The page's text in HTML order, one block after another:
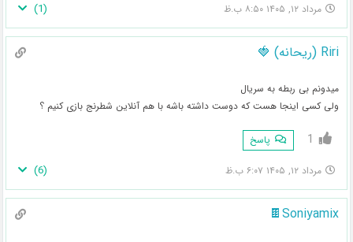
مرداد ۱۲, ۱۴۰۵ ۸:۵۰ ب.ظ (
1
)
Riri (ریحانه) 🍓
میدونم بی ربطه به سریال
ولی کسی اینجا هست که دوست داشته باشه با هم آنلاین شطرنج بازی کنیم ؟
1 پاسخ
مرداد ۱۲, ۱۴۰۵ ۶:۰۷ ب.ظ (
6
)
Soniyamix🍫